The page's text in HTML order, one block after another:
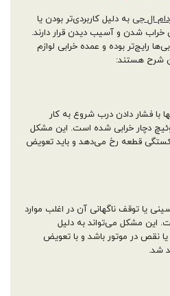
ال جیبه دلیل کاربردی‌تر بودن یا
شدن و آسیب دیدن قرار دارند.
رایج‌تر بوده و عمده خرابی لوازم
شرح هستند:
با فشار دادن درب شروع به کار
دچار خرابی شده است. این مشکل
قطعه رخ می‌دهد و باید تعویض
یا توقف ناگهانی آن در اغلب موارد
این مشکل می‌تواند به دلیل
نقص در موتور باشد و با تعویض
شد.